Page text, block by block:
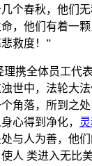
个春秋，他们
，他们有着一
救度！”
理携全体员工代
世中，法轮大
角落，所到之处
心得到净化，
与人为善，他
人 类进入无比